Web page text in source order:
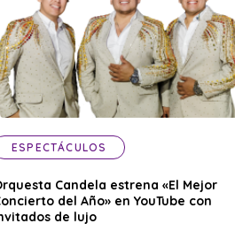
ESPECTÁCULOS
Candela estrena «El Mejor
del Año» en YouTube con
de lujo